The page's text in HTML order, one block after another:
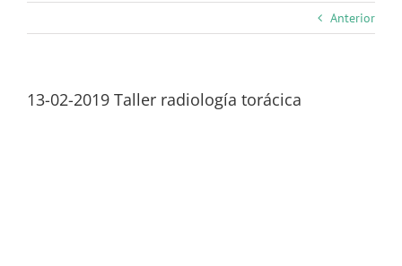
Anterior
13-02-2019 Taller radiología torácica